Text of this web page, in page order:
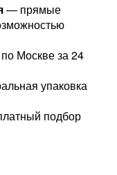
— прямые
Москве за 24
упаковка
подбор